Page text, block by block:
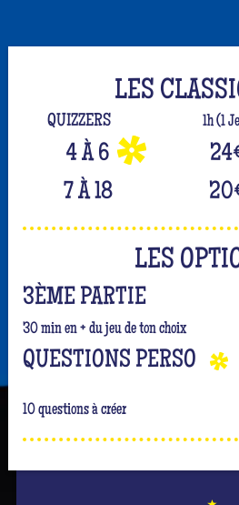
LES
QUIZZERS 1h (1
4 À 6 24
7 À 18
20
LES
3ÈME PARTIE
30 min en + du jeu de ton choix
QUESTIONS PERSO
10 questions à créer